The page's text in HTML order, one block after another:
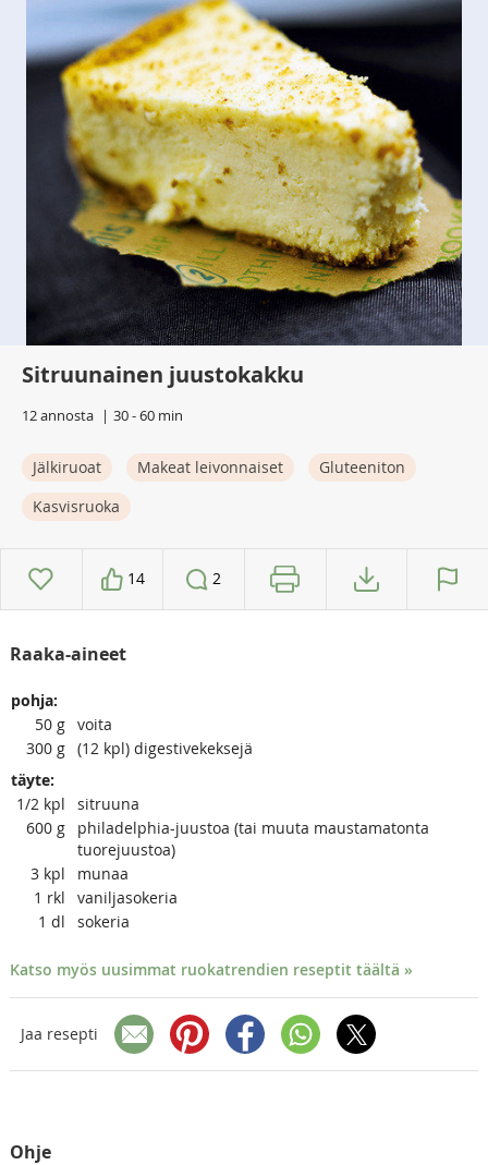
Sitruunainen juustokakku
12 annosta 30 - 60 min
Jälkiruoat Makeat leivonnaiset
Gluteeniton
Kasvisruoka
14 2
Raaka-aineet
pohja:
50 g voita
300 g (12 kpl) digestivekeksejä
täyte:
1/2 kpl
sitruuna
600 g
philadelphia-juustoa (tai muuta maustamatonta
tuorejuustoa)
3 kpl
munaa
1 rkl
vaniljasokeria
1 dl sokeria
Katso myös uusimmat ruokatrendien reseptit täältä »
Jaa resepti
Ohje